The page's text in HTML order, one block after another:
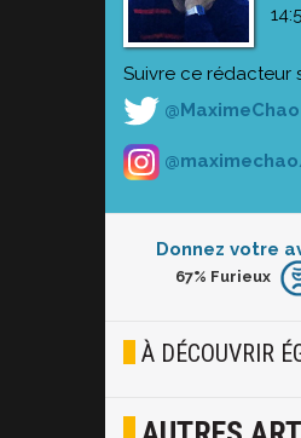
Suivre ce rédacteur
@MaximeChao
Donnez votre
Furieux
Joyeux
67% Furieux
À DÉCOUVRIR